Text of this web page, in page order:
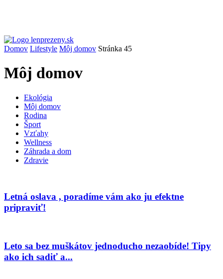
Domov Lifestyle Môj domov Stránka 45
Môj domov
Ekológia
Môj domov
Rodina
Šport
Vzťahy
Wellness
Záhrada a dom
Zdravie
Letná oslava , poradíme vám ako ju efektne
pripraviť!
Leto sa bez muškátov jednoducho nezaobíde! Tipy
ako ich sadiť a...